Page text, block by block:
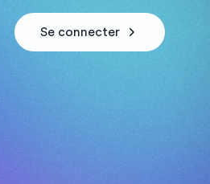
Se connecter